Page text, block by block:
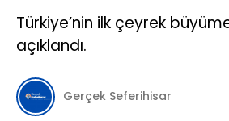
Türkiye’nin ilk çeyrek
açıklandı.
Gerçek Seferihisar